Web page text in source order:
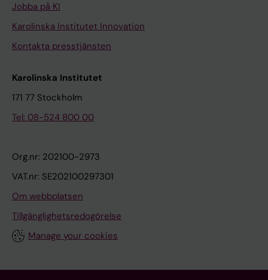
Jobba på KI
Karolinska Institutet Innovation
Kontakta presstjänsten
Karolinska Institutet
171 77 Stockholm
Tel: 08-524 800 00
Org.nr: 202100-2973
VAT.nr: SE202100297301
Om webbplatsen
Tillgänglighetsredogörelse
Manage your cookies